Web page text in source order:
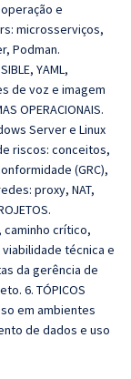
e
microsserviços,
Podman.
YAML,
de voz e imagem
OPERACIONAIS.
Server e Linux
de riscos: conceitos,
(GRC),
proxy, NAT,
crítico,
técnica e
da gerência de
6. TÓPICOS
em ambientes
de dados e uso